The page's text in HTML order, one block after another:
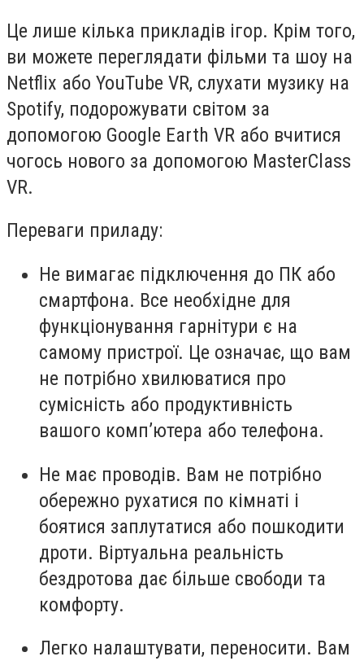
Це лише кілька прикладів ігор. Крім того,
ви можете переглядати фільми та шоу на
Netflix або YouTube VR, слухати музику на
Spotify, подорожувати світом за
допомогою Google Earth VR або вчитися
чогось нового за допомогою MasterClass
VR.
Переваги приладу:
Не вимагає підключення до ПК або
смартфона. Все необхідне для
функціонування гарнітури є на
самому пристрої. Це означає, що вам
не потрібно хвилюватися про
сумісність або продуктивність
вашого комп’ютера або телефона.
Не має проводів. Вам не потрібно
обережно рухатися по кімнаті i
боятися заплутатися або пошкодити
дроти. Віртуальна реальність
бездротова дає більше свободи та
комфорту.
Легко налаштувати, переносити. Вам